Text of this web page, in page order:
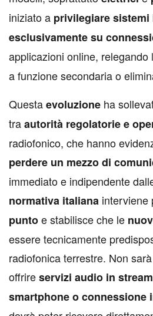
iniziato a privilegiare
esclusivamente su
applicazioni online, relegando
a funzione secondaria o
Questaevoluzione ha
traautorità regolatorie e
radiofonico, che hanno
perdere un mezzo di
immediato e indipendente
normativa italiana interviene
puntoe stabilisce che le
essere tecnicamente
radiofonica terrestre. Non
offrireservizi audio in
smartphone o connessione